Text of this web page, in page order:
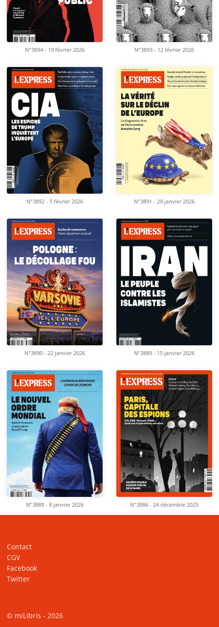
N°3894 - 19 février 2026 N°3893 - 12 février 2026
N°3892 - 5 février 2026 N°3891 - 29 janvier 2026
N°3890 - 22 janvier 2026 N°3889 - 15 janvier 2026
N°3888 - 8 janvier 2026 N°3886 - 24 décembre 2025
Contact
CGV
Facebook
Twitter
© miLibris - 2026